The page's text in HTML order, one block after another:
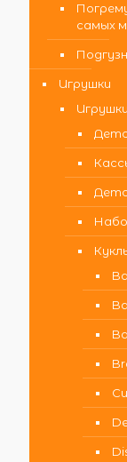
самых
Игрушки